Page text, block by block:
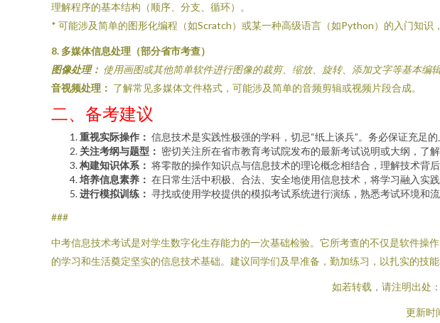
理解程序的基本结构（顺序、分支、循环）。
* 可能涉及简单的图形化编程（如Scratch）或某一种高级语言（如Python）的入门知识
8. 多媒体信息处理（部分省市考查）
图像处理： 使用画图或其他简单软件进行图像的裁剪、缩放、旋转、添加文字等基本编辑
音视频处理： 了解常见多媒体文件格式，可能涉及简单的音频剪辑或视频片段合成。
二、备考建议
重视实际操作： 信息技术是实践性极强的学科，切忌“纸上谈兵”。务必保证充足
关注考纲与题型： 密切关注所在省市教育考试院发布的最新考试说明或大纲，了
构建知识体系： 将零散的操作知识点与信息技术的理论概念相结合，理解技术背后
培养信息素养： 在日常生活中积极、合法、安全地使用信息技术，将学习融入实
进行模拟训练： 寻找或使用学校提供的模拟考试系统进行演练，熟悉考试环境和
###
中考信息技术考试是对学生数字化生存能力的一次基础检验。它所考查的不仅是软件
的学习和生活奠定坚实的信息技术基础。建议同学们及早准备，勤加练习，以扎实的技能
如若转载，请注明出处
更新时